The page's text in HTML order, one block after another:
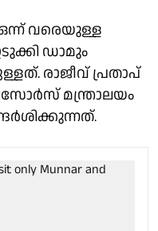
വരെയുള്ള
ഡാമും
രാജീവ് പ്രതാപ്
മന്ത്രാലയം